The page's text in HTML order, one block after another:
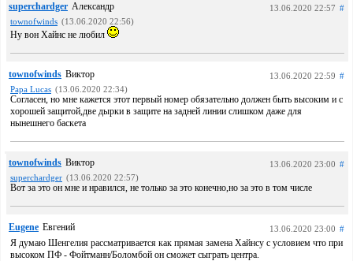
superchardger Александр 13.06.2020 22:57 #
townofwinds (13.06.2020 22:56)
Ну вон Хайнс не любил
townofwinds Виктор 13.06.2020 22:59 #
Papa Lucas (13.06.2020 22:34)
Согласен, но мне кажется этот первый номер обязательно должен быть высоким и с
хорошей защитой,две дырки в защите на задней линии слишком даже для
нынешнего баскета
townofwinds Виктор 13.06.2020 23:00 #
superchardger (13.06.2020 22:57)
Вот за это он мне и нравился, не только за это конечно,но за это в том числе
Eugene Евгений 13.06.2020 23:00 #
Я думаю Шенгелия рассматривается как прямая замена Хайнсу с условием что при
высоком ПФ - Фойтманн/Боломбой он сможет сыграть центра.